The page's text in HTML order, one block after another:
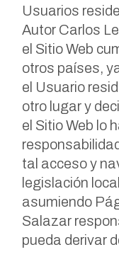
Usuarios
Autor Carlos
el Sitio Web
otros países,
el Usuario
otro lugar y
el Sitio Web lo
tal acceso y
legislación
asumiendo
Salazar
pueda derivar